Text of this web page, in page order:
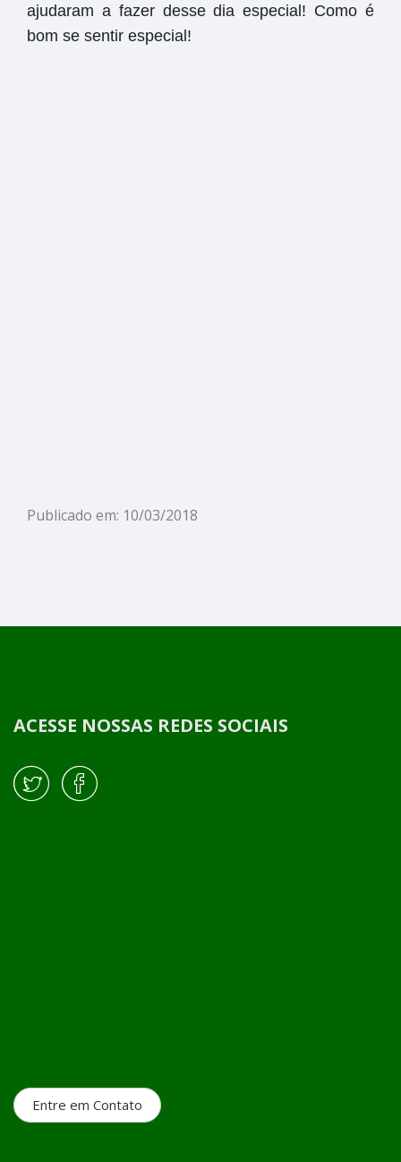
ajudaram a fazer desse dia especial! Como é
bom se sentir especial!
Publicado em: 10/03/2018
ACESSE NOSSAS REDES SOCIAIS
Entre em Contato